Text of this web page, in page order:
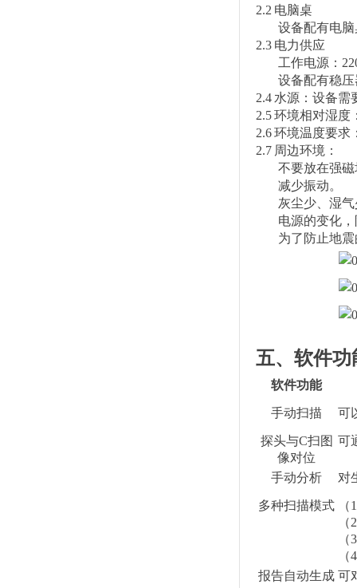
2.2 电脑桌
设备配有电
2.3 电力供应
工作电源：
设备配有稳
2.4 水源：设备需
2.5环境相对湿度
2.6环境温度要求
2.7 周边环境：
不要放在强
减少振动。
灰尘少、湿
电源的变化
为了防止地
五、软件功
软件功能
手动扫描 可
探头与C扫图
像对位
可
手动分析 对
多种扫描模式 （1
（2
（3
（4
报告自动生成 可